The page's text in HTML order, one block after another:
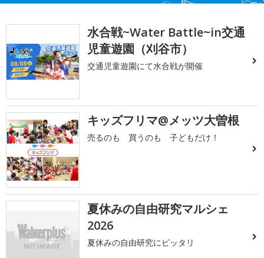
水合戦~Water Battle~in交通
児童遊園（刈谷市）
交通児童遊園にて水合戦が開催
キッズフリマ@メッツ大曽根
売るのも 買うのも 子どもだけ！
夏休みの自由研究マルシェ
2026
夏休みの自由研究にピッタリ